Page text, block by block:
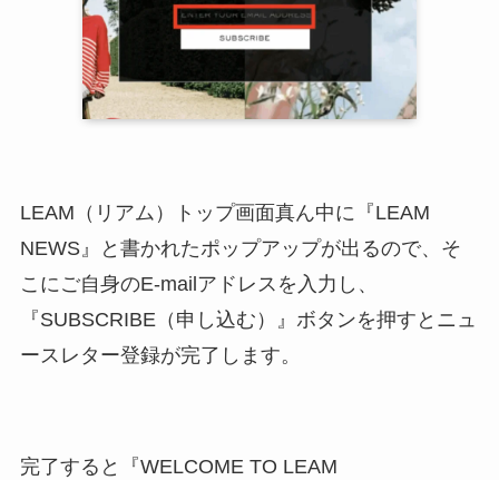
LEAM（リアム）トップ画面真ん中に『LEAM
NEWS』と書かれたポップアップが出るので、そ
こにご自身のE-mailアドレスを入力し、
『SUBSCRIBE（申し込む）』ボタンを押すとニュ
ースレター登録が完了します。
完了すると『WELCOME TO LEAM